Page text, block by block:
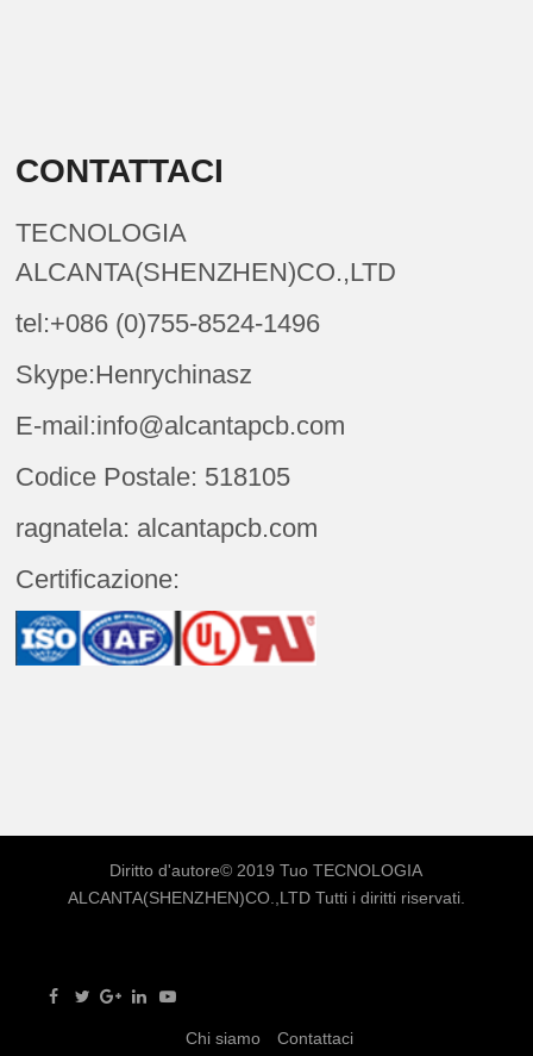
CONTATTACI
TECNOLOGIA
ALCANTA(SHENZHEN)CO.,LTD
tel:+086 (0)755-8524-1496
Skype:Henrychinasz
E-mail:info@alcantapcb.com
Codice Postale: 518105
ragnatela: alcantapcb.com
Certificazione:
Diritto d'autore© 2019 TuoTECNOLOGIA
ALCANTA(SHENZHEN)CO.,LTDTutti i diritti riservati.
Chi siamo Contattaci